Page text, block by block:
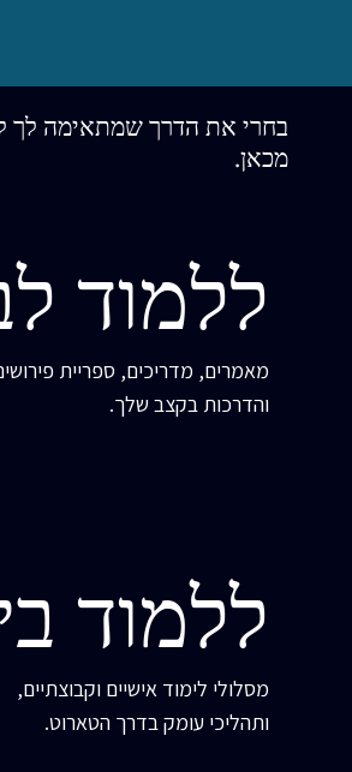
בחרי את הדרך שמתאימה לך
מכאן.
ללמוד
מאמרים, מדריכים, ספריית
והדרכות בקצב שלך.
ללמוד
מסלולי לימוד אישיים וקבוצתיים,
ותהליכי עומק בדרך הטארוט.